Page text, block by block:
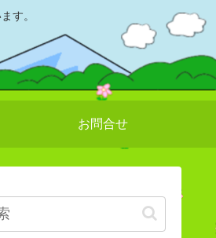
す。
お問合せ